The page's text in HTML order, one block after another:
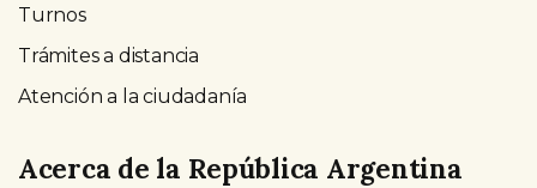
Turnos
Trámites a distancia
Atención a la ciudadanía
Acerca de la República Argentina